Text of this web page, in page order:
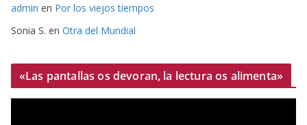
admin en Por los viejos tiempos
Sonia S. en Otra del Mundial
«Las pantallas os devoran, la lectura os alimenta»